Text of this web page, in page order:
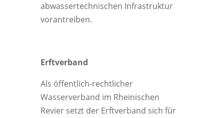
abwassertechnischen Infrastruktur
vorantreiben.
Erftverband
Als öffentlich-rechtlicher
Wasserverband im Rheinischen
Revier setzt der Erftverband sich für